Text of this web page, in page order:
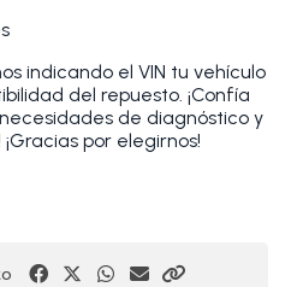
indicando el VIN tu vehículo
del repuesto. ¡Confía
de diagnóstico y
por elegirnos!